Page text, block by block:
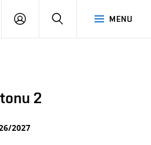
MENU
PŘIHLÁSIT
2
2027